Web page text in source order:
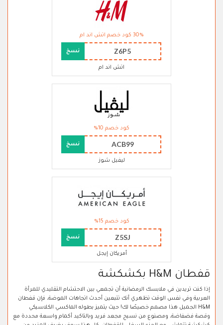
30% كود خصم اتش اند ام
Z6P5 نسخ
اتش اند ام
كود خصم 10%
ACB99 نسخ
ليفيل شوز
كود خصم 15%
Z5SJ نسخ
أمريكان إيجل
قفطان H&M بكشكشة
إذا كنت تريدين في ملابسك الرمضانية أن تجمعي بين الاحتشام التقليدي للمرأة
العربية وفي نفس الوقت تظهري أنك تتبعين أحدث اتجاهات الموضة، فإن قفطان
H&M الجميل هذا مصمم خصيصًا لك! حيث يتميز بطوله الماكسي الكلاسيكي
وقصة فضفاضة، ومصنوع من نسيج مجعد فريد وبالتاكيد أكمام واسعة محددة مع